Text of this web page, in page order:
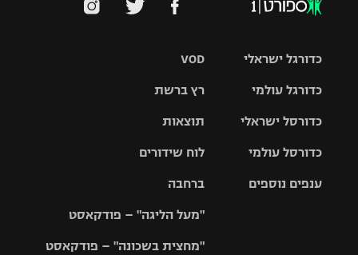
VOD
רץ ברשת
תוצאות
לוח שידורים
ברחבה
"מעל הליגה" – פודקאסט
"מחצית בשכונה" – פודקאסט
כדורגל ישראלי
גביע הטוטו
כדורגל עולמי
האלופות
ליגה
כדורסל ישראלי
סל
כדורסל עולמי
ענפים נוספים